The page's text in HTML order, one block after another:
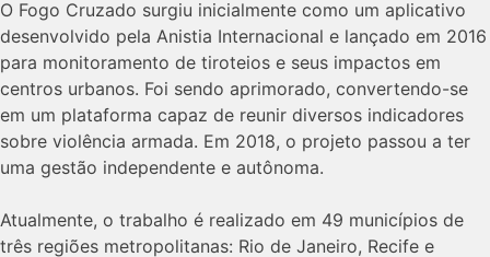
O Fogo Cruzado surgiu inicialmente como um aplicativo
desenvolvido pela Anistia Internacional e lançado em 2016
para monitoramento de tiroteios e seus impactos em
centros urbanos. Foi sendo aprimorado, convertendo-se
em um plataforma capaz de reunir diversos indicadores
sobre violência armada. Em 2018, o projeto passou a ter
uma gestão independente e autônoma.
Atualmente, o trabalho é realizado em 49 municípios de
três regiões metropolitanas: Rio de Janeiro, Recife e